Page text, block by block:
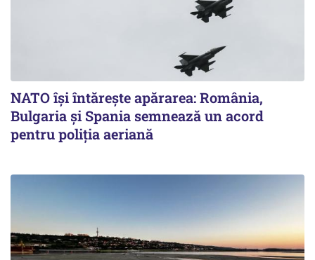
NATO își întărește apărarea: România,
Bulgaria și Spania semnează un acord
pentru poliția aeriană